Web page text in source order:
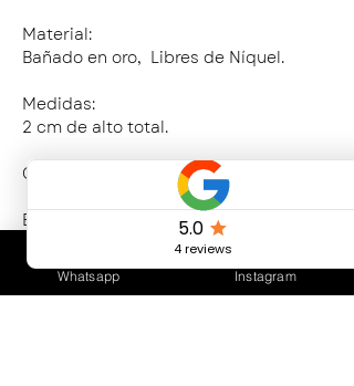
Material:
Bañado en oro, Libres de Níquel.
Medidas:
2 cm de alto total.
CUIDADOS DEL PRODUCTO
Evitar el contacto frecuente con agua.
Evitar el contacto con productos de
limpieza abrasivos y cloro.
Evitar perfumes y cosméticos.
Whatsapp Instagram